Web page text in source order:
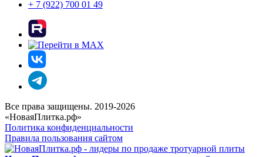
+ 7 (922) 700 01 49
Все права защищены. 2019-2026
«НоваяПлитка.рф»
Политика конфиденциальности
Правила пользования сайтом